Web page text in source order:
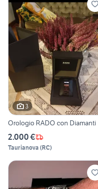
3
Orologio RADO con Diamanti
2.000 €
Taurianova (RC)